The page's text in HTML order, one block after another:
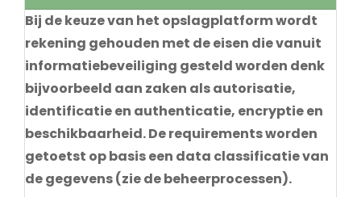
Bij de keuze van het opslagplatform wordt
rekening gehouden met de eisen die vanuit
informatiebeveiliging gesteld worden denk
bijvoorbeeld aan zaken als autorisatie,
identificatie en authenticatie, encryptie en
beschikbaarheid. De requirements worden
getoetst op basis een data classificatie van
de gegevens (zie de beheerprocessen).